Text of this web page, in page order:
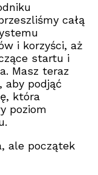
całą
i korzyści, aż
startu i
Masz teraz
aby podjąć
która
poziom
ale początek